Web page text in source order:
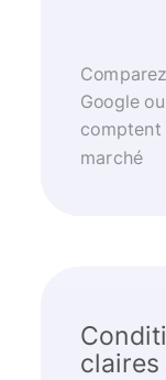
Google
comptent
marché
claires